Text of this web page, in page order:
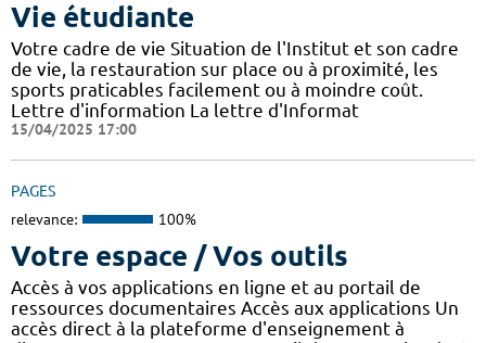
Vie étudiante
Votre cadre de vie Situation de l'Institut et son cadre
de vie, la restauration sur place ou à proximité, les
sports praticables facilement ou à moindre coût.
Lettre d'information La lettre d'Informat
15/04/2025 17:00
PAGES
relevance: 100%
Votre espace / Vos outils
Accès à vos applications en ligne et au portail de
ressources documentaires Accès aux applications Un
accès direct à la plateforme d'enseignement à